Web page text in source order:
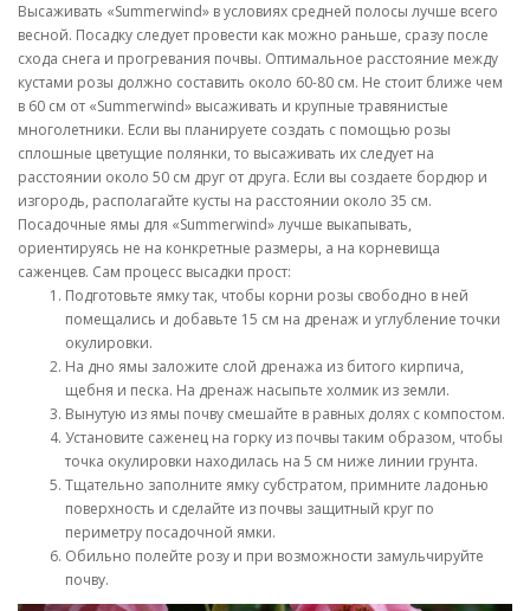
Высаживать «Summerwind» в условиях средней полосы лучше всего
весной. Посадку следует провести как можно раньше, сразу после
схода снега и прогревания почвы. Оптимальное расстояние между
кустами розы должно составить около 60-80 см. Не стоит ближе чем
в 60 см от «Summerwind» высаживать и крупные травянистые
многолетники. Если вы планируете создать с помощью розы
сплошные цветущие полянки, то высаживать их следует на
расстоянии около 50 см друг от друга. Если вы создаете бордюр и
изгородь, располагайте кусты на расстоянии около 35 см.
Посадочные ямы для «Summerwind» лучше выкапывать,
ориентируясь не на конкретные размеры, а на корневища
саженцев. Сам процесс высадки прост:
Подготовьте ямку так, чтобы корни розы свободно в ней
помещались и добавьте 15 см на дренаж и углубление точки
окулировки.
На дно ямы заложите слой дренажа из битого кирпича,
щебня и песка. На дренаж насыпьте холмик из земли.
Вынутую из ямы почву смешайте в равных долях с компостом.
Установите саженец на горку из почвы таким образом, чтобы
точка окулировки находилась на 5 см ниже линии грунта.
Тщательно заполните ямку субстратом, примните ладонью
поверхность и сделайте из почвы защитный круг по
периметру посадочной ямки.
Обильно полейте розу и при возможности замульчируйте
почву.